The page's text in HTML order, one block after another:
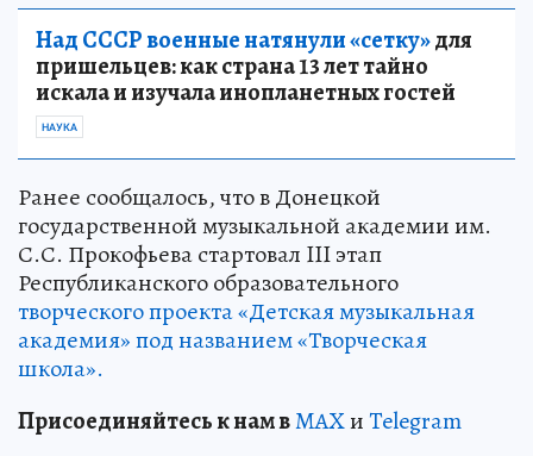
Над СССР военные натянули «сетку»для
пришельцев: как страна 13 лет тайно
искала и изучала инопланетных гостей
НАУКА
Ранее сообщалось, что в Донецкой
государственной музыкальной академии им.
С.С. Прокофьева стартовал III этап
Республиканского образовательного
творческого проекта «Детская музыкальная
академия» под названием «Творческая
школа».
Присоединяйтесь к нам вMAXиTelegram